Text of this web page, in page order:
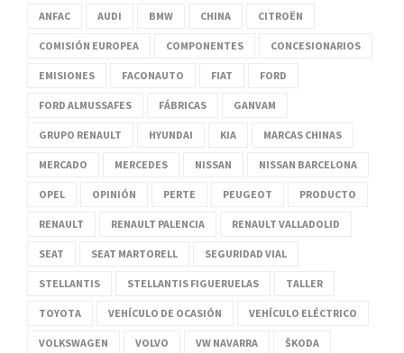
ANFAC AUDI BMW CHINA CITROËN
COMISIÓN EUROPEA COMPONENTES CONCESIONARIOS
EMISIONES FACONAUTO FIAT FORD
FORD ALMUSSAFES FÁBRICAS GANVAM
GRUPO RENAULT HYUNDAI KIA MARCAS CHINAS
MERCADO MERCEDES NISSAN NISSAN BARCELONA
OPEL OPINIÓN PERTE PEUGEOT PRODUCTO
RENAULT RENAULT PALENCIA RENAULT VALLADOLID
SEAT SEAT MARTORELL SEGURIDAD VIAL
STELLANTIS STELLANTIS FIGUERUELAS TALLER
TOYOTA VEHÍCULO DE OCASIÓN VEHÍCULO ELÉCTRICO
VOLKSWAGEN VOLVO VW NAVARRA ŠKODA